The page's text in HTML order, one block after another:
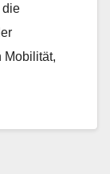
die
Mobilität,